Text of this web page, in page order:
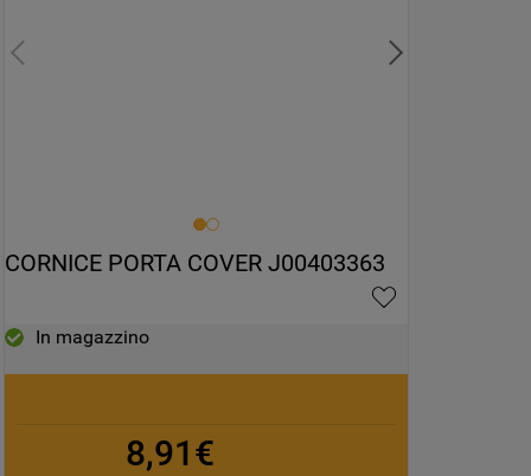
CORNICE PORTA COVER J00403363
In magazzino
8,91€